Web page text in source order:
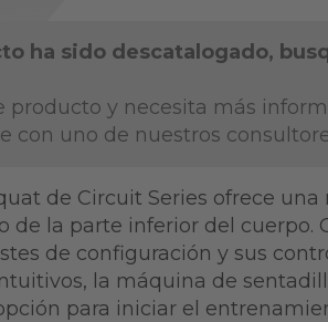
ha sido descatalogado,
producto y necesita más
con uno de nuestros
de Circuit Series ofrece una
de la parte inferior del cuerpo.
de configuración y sus
la máquina de
para iniciar el